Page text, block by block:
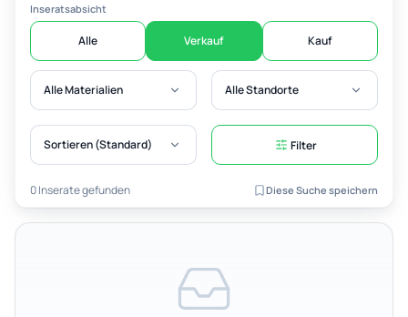
Inseratsabsicht
Alle Verkauf Kauf
Alle Materialien Alle Standorte
Sortieren (Standard) Filter
0 Inserate gefunden Diese Suche speichern